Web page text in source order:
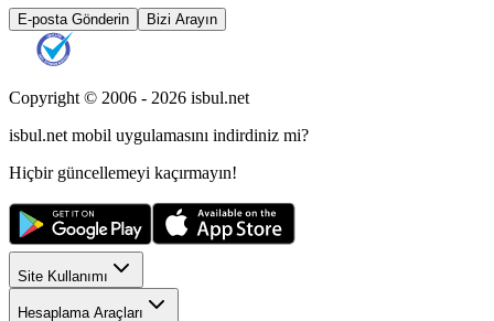
E-posta Gönderin Bizi Arayın
Copyright © 2006 - 2026 isbul.net
isbul.net mobil uygulamasını indirdiniz mi?
Hiçbir güncellemeyi kaçırmayın!
Site Kullanımı
Hesaplama Araçları